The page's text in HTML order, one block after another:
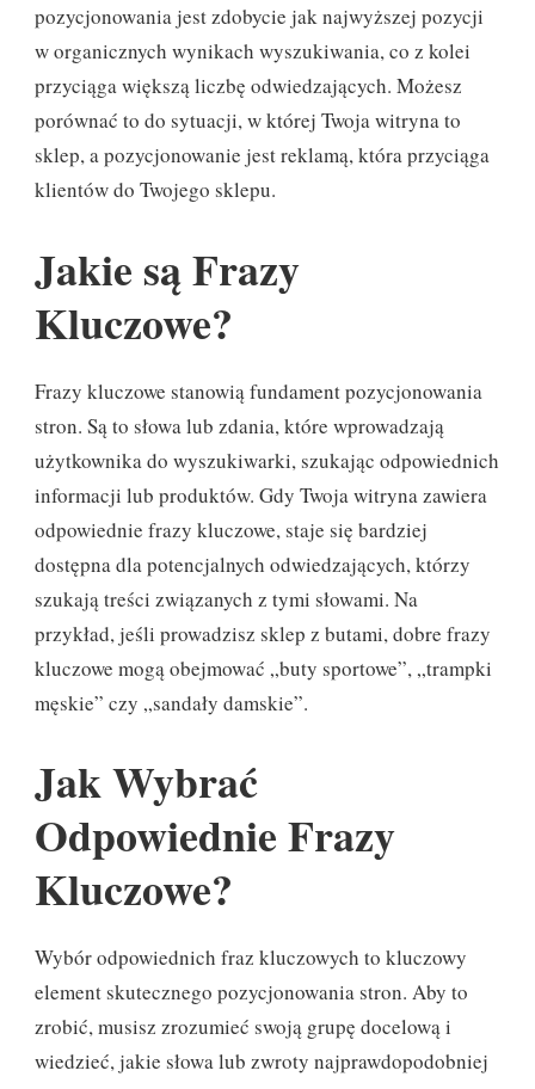
pozycjonowania jest zdobycie jak najwyższej pozycji
w organicznych wynikach wyszukiwania, co z kolei
przyciąga większą liczbę odwiedzających. Możesz
porównać to do sytuacji, w której Twoja witryna to
sklep, a pozycjonowanie jest reklamą, która przyciąga
klientów do Twojego sklepu.
Jakie są Frazy
Kluczowe?
Frazy kluczowe stanowią fundament pozycjonowania
stron. Są to słowa lub zdania, które wprowadzają
użytkownika do wyszukiwarki, szukając odpowiednich
informacji lub produktów. Gdy Twoja witryna zawiera
odpowiednie frazy kluczowe, staje się bardziej
dostępna dla potencjalnych odwiedzających, którzy
szukają treści związanych z tymi słowami. Na
przykład, jeśli prowadzisz sklep z butami, dobre frazy
kluczowe mogą obejmować „buty sportowe”, „trampki
męskie” czy „sandały damskie”.
Jak Wybrać
Odpowiednie Frazy
Kluczowe?
Wybór odpowiednich fraz kluczowych to kluczowy
element skutecznego pozycjonowania stron. Aby to
zrobić, musisz zrozumieć swoją grupę docelową i
wiedzieć, jakie słowa lub zwroty najprawdopodobniej